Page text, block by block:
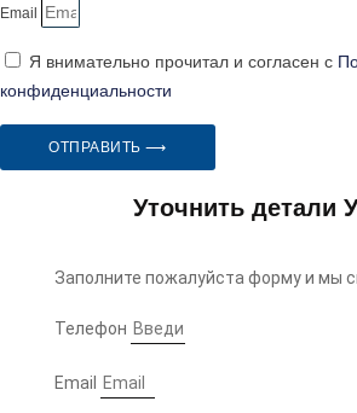
Email
Я внимательно прочитал и согласен с
конфиденциальности
ОТПРАВИТЬ ⟶
Уточнить детали
Заполните пожалуйста форму и мы
Телефон
Email